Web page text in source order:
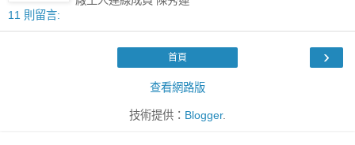
11 則留言:
›
首頁
查看網路版
技術提供： Blogger.